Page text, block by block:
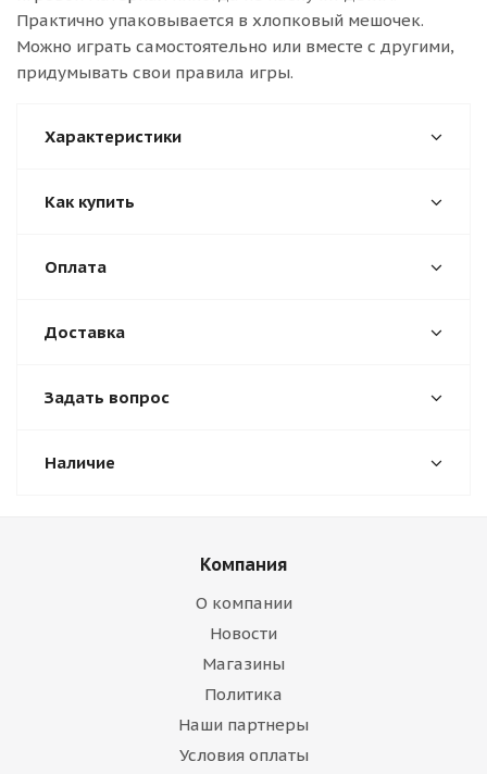
Практично упаковывается в хлопковый мешочек.
Можно играть самостоятельно или вместе с другими,
придумывать свои правила игры.
Характеристики
Как купить
Оплата
Доставка
Задать вопрос
Наличие
Компания
О компании
Новости
Магазины
Политика
Наши партнеры
Условия оплаты